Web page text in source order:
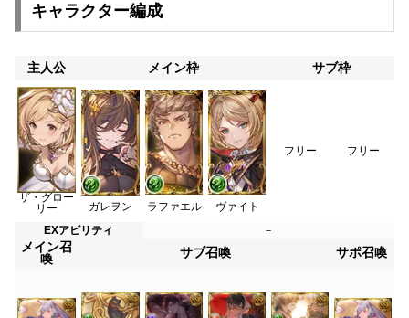
キャラクター編成
主人公 メイン枠 サブ枠
ザ・グロー
リー
ガレヲン ラファエル ヴァイト
フリー フリー
EXアビリティ －
メイン召
喚
サブ召喚 サポ召喚